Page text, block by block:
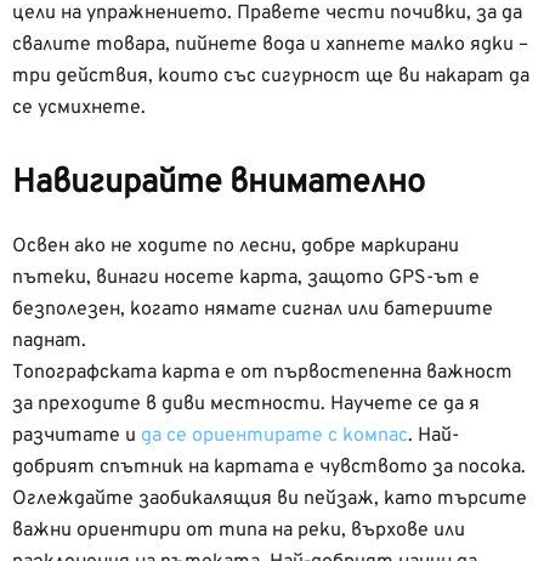
цели на упражнението. Правете чести почивки, за да
свалите товара, пийнете вода и хапнете малко ядки –
три действия, които със сигурност ще ви накарат да
се усмихнете.
Навигирайте внимателно
Освен ако не ходите по лесни, добре маркирани
пътеки, винаги носете карта, защото GPS-ът е
безполезен, когато нямате сигнал или батериите
паднат.
Топографската карта е от първостепенна важност
за преходите в диви местности. Научете се да я
разчитате и да се ориентирате с компас. Най-
добрият спътник на картата е чувството за посока.
Оглеждайте заобикалящия ви пейзаж, като търсите
важни ориентири от типа на реки, върхове или